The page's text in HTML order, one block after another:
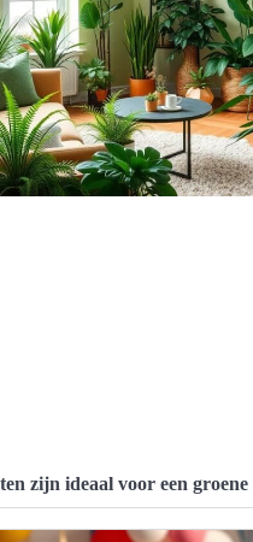
zijn ideaal voor een